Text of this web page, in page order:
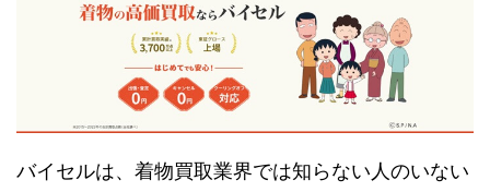
バイセルは、着物買取業界では知らない人のいない